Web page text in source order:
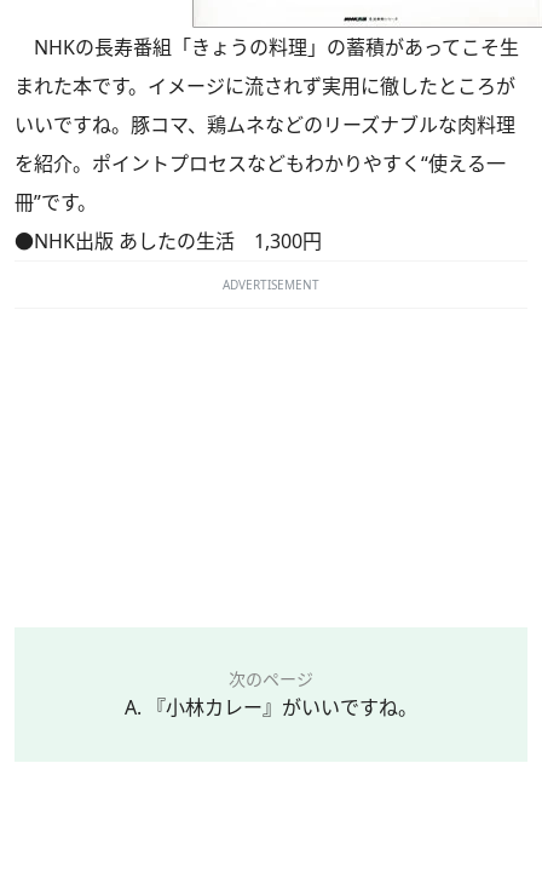
NHKの長寿番組「きょうの料理」の蓄積があってこそ生
まれた本です。イメージに流されず実用に徹したところが
いいですね。豚コマ、鶏ムネなどのリーズナブルな肉料理
を紹介。ポイントプロセスなどもわかりやすく“使える一
冊”です。
●NHK出版 あしたの生活 1,300円
ADVERTISEMENT
次のページ
A. 『小林カレー』がいいですね。